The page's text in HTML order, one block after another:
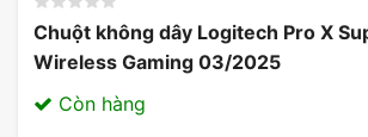
Chuột không dây Logitech Pro X
Wireless Gaming 03/2025
Còn hàng